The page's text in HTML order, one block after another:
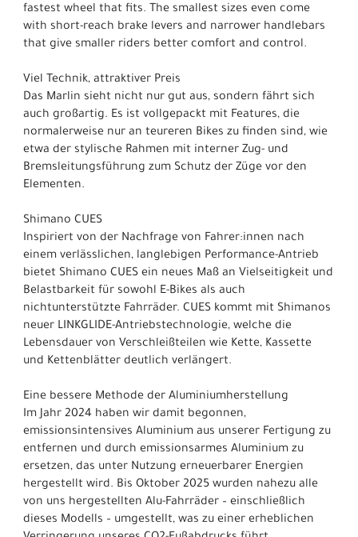
fastest wheel that fits. The smallest sizes even come
with short-reach brake levers and narrower handlebars
that give smaller riders better comfort and control.
Viel Technik, attraktiver Preis
Das Marlin sieht nicht nur gut aus, sondern fährt sich
auch großartig. Es ist vollgepackt mit Features, die
normalerweise nur an teureren Bikes zu finden sind, wie
etwa der stylische Rahmen mit interner Zug- und
Bremsleitungsführung zum Schutz der Züge vor den
Elementen.
Shimano CUES
Inspiriert von der Nachfrage von Fahrer:innen nach
einem verlässlichen, langlebigen Performance-Antrieb
bietet Shimano CUES ein neues Maß an Vielseitigkeit und
Belastbarkeit für sowohl E-Bikes als auch
nichtunterstützte Fahrräder. CUES kommt mit Shimanos
neuer LINKGLIDE-Antriebstechnologie, welche die
Lebensdauer von Verschleißteilen wie Kette, Kassette
und Kettenblätter deutlich verlängert.
Eine bessere Methode der Aluminiumherstellung
Im Jahr 2024 haben wir damit begonnen,
emissionsintensives Aluminium aus unserer Fertigung zu
entfernen und durch emissionsarmes Aluminium zu
ersetzen, das unter Nutzung erneuerbarer Energien
hergestellt wird. Bis Oktober 2025 wurden nahezu alle
von uns hergestellten Alu-Fahrräder – einschließlich
dieses Modells – umgestellt, was zu einer erheblichen